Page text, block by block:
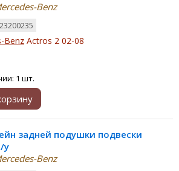
Benz
Benz Actros 2 02-08
1 шт.
задней подушки подвески
у
Benz